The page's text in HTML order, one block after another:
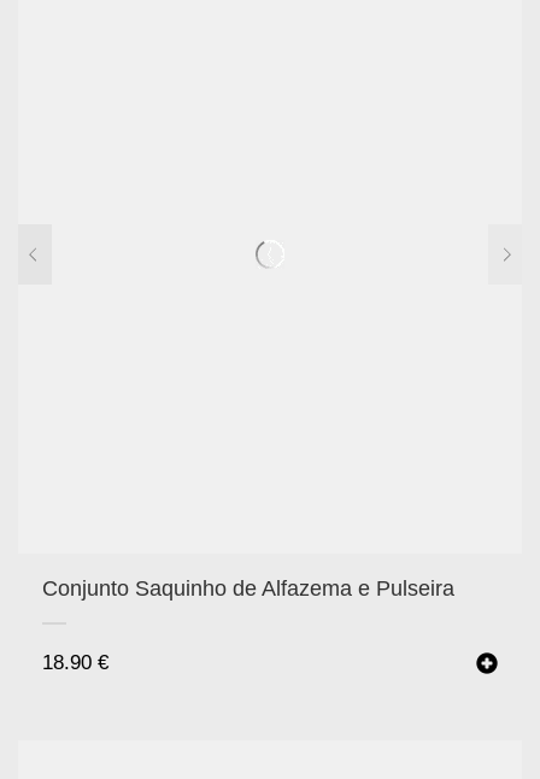
Conjunto Saquinho de Alfazema e Pulseira
18.90 €